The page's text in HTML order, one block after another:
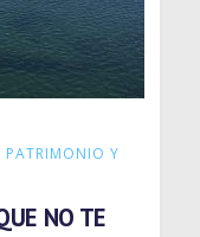
PATRIMONIO Y
NO TE